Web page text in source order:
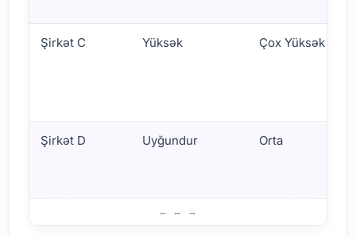
Şirkət C Yüksək Çox Yüksək
Şirkət D Uyğundur Orta